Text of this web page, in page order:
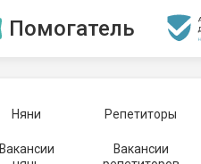
Помогатель
Няни Репетиторы
Вакансии
Вакансии